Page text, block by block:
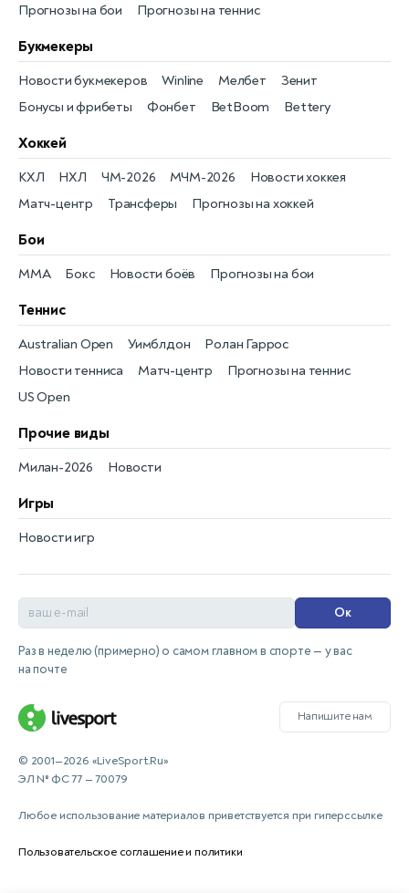
Прогнозы на бои Прогнозы на теннис
Букмекеры
Бонусы и фрибеты
Новости букмекеров
Фонбет
Winline
BetBoom
Мелбет
Bettery
Зенит
Хоккей
Новости хоккея
КХЛ
Матч-центр
НХЛ
Трансферы
ЧМ-2026
Прогнозы на хоккей
МЧМ-2026
Бои
Новости боёв
MMA Прогнозы на бои
Бокс
Теннис
Новости тенниса
Australian Open
Матч-центр
Уимблдон
Прогнозы на теннис
Ролан Гаррос
US Open
Прочие виды
Новости
Милан-2026
Игры
Новости игр
Ок
Раз в неделю (примерно) о самом главном в спорте — у вас
на почте
Напишите нам
© 2001—2026 «LiveSport.Ru»
ЭЛ № ФС 77 — 70079
Любое использование материалов приветствуется при гиперссылке
Пользовательское соглашение и политики